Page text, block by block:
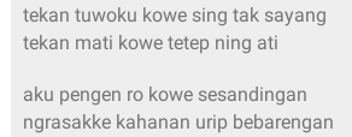
tekan tuwoku kowe sing tak sayang
tekan mati kowe tetep ning ati
aku pengen ro kowe sesandingan
ngrasakke kahanan urip bebarengan